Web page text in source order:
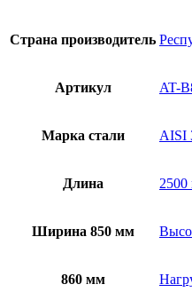
Страна производитель
Артикул AT-
Марка стали AISI
Длина
Ширина 850 мм
860 мм